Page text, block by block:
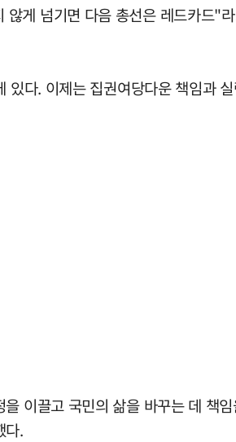
게 넘기면 다음 총선은 레드카드"
다. 이제는 집권여당다운 책임과
이끌고 국민의 삶을 바꾸는 데 책
다.